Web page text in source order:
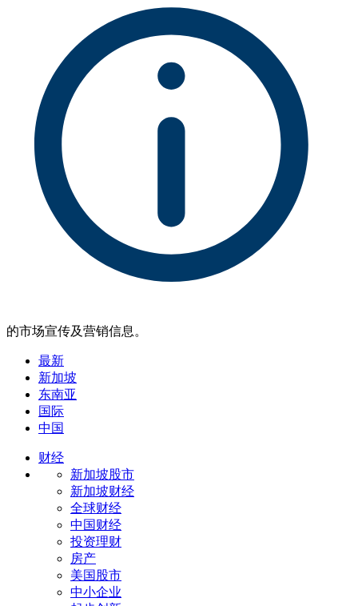
的市场宣传及营销信息。
最新
新加坡
东南亚
国际
中国
财经
新加坡股市
新加坡财经
全球财经
中国财经
投资理财
房产
美国股市
中小企业